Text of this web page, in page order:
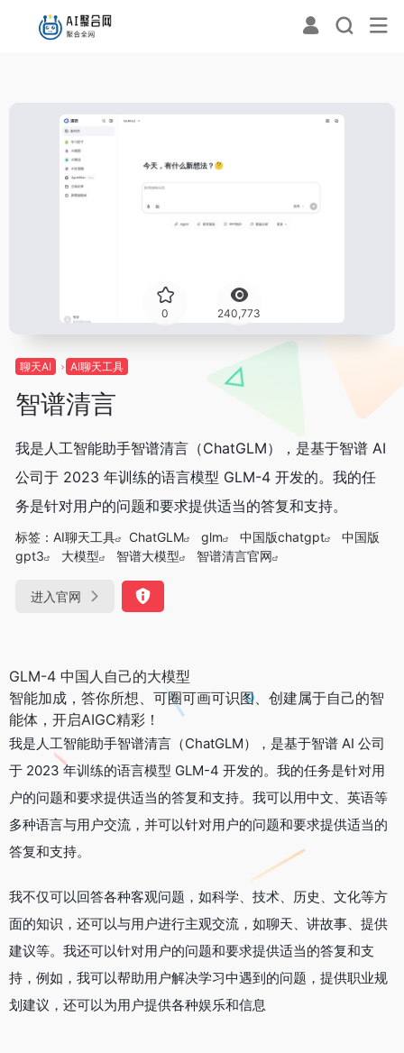
0 240,773
聊天AI AI聊天工具
智谱清言
我是人工智能助手智谱清言（ChatGLM），是基于智谱 AI
公司于 2023 年训练的语言模型 GLM-4 开发的。我的任
务是针对用户的问题和要求提供适当的答复和支持。
标签： AI聊天工具 ChatGLM glm 中国版chatgpt
中国版
gpt3
大模型 智谱大模型 智谱清言官网
进入官网
GLM-4 中国人自己的大模型
智能加成，答你所想、可圈可画可识图、创建属于自己的智
能体，开启AIGC精彩！
我是人工智能助手智谱清言（ChatGLM），是基于智谱 AI 公司
于 2023 年训练的语言模型 GLM-4 开发的。我的任务是针对用
户的问题和要求提供适当的答复和支持。我可以用中文、英语等
多种语言与用户交流，并可以针对用户的问题和要求提供适当的
答复和支持。
我不仅可以回答各种客观问题，如科学、技术、历史、文化等方
面的知识，还可以与用户进行主观交流，如聊天、讲故事、提供
建议等。我还可以针对用户的问题和要求提供适当的答复和支
持，例如，我可以帮助用户解决学习中遇到的问题，提供职业规
划建议，还可以为用户提供各种娱乐和信息